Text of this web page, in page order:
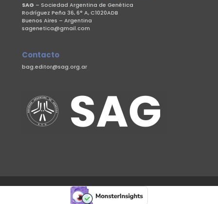
SAG – Sociedad Argentina de Genética
Rodríguez Peña 36, 6° A, C1020ADB
Buenos Aires – Argentina
sagenetica@gmail.com
Contacto
bag.editor@sag.org.ar